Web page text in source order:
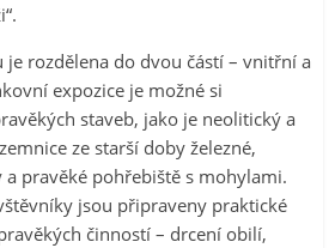
je rozdělena do dvou částí – vnitřní a
expozice je možné si
staveb, jako je neolitický a
ze starší doby železné,
pravěké pohřebiště s mohylami.
jsou připraveny praktické
činností – drcení obilí,